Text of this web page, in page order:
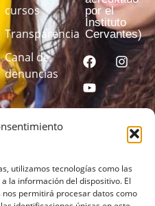
utilizamos tecnologías como las
la información del dispositivo. El
permitirá procesar datos como
cursos
Transparencia
Canal de
denuncias
por el
Instituto
Cervantes)